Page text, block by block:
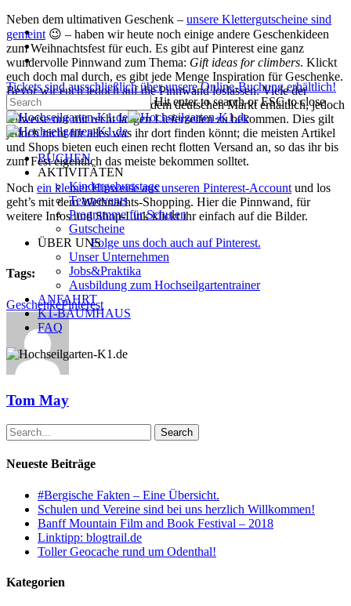
Skip
to
main
content
facebook
pinterest
instagram
Tickets sind ausschließlich über unsere Online-Buchung erhältlich!
Hit enter to search or ESC to close
Close
Search
Menu BUCHEN
AKTIVITÄTEN
Kindergeburtstage
Teamevents
Programme für Schulen
Gutscheine
ÜBER UNS
Unser Unternehmen
Jobs&Praktika
Ausbildung zum Hochseilgartentrainer
ANFAHRT
K1-BAUMHAUS
FAQ
Neben dem ultimativen Geschenk – unsere Klettergutscheine sind
gemeint 😉 – haben wir heute noch einige andere Geschenkideen
zum Weihnachtsfest für euch. Es gibt auf Pinterest eine ganz
wundervolle Pinnwand zum Thema: Gift ideas for climbers. Klickt
euch doch mal durch, es gibt jede Menge Inspiration für Geschenke.
Bevor wir euch jedoch auf die Pinnwand loslassen: Viele der
Produkte sind zwar auch auf dem deutschen Markt erhältlich, jedoch
teilweise nur mit recht langen Lieferzeiten zu bekommen. Dies gilt
jedoch nicht für alles was ihr dort finden könnt; die meisten Artikel
und Shops bieten euch einen recht flotten Versand an, so das ihr bis
zum Fest eigentlich das meiste bekommen solltet.
Noch ein kleiner Hinweise aus unseren Pinterest-Account und los
geht’s mit dem Weihnachts-Shopping. Hier die Pinnwand, für
weitere Infos und Shop-Link klickt ihr einfach auf die Bilder.
Folge uns doch auch auf Pinterest.
Tags:
GeschenkePinterest
Tom May
Search
Neueste Beiträge
#Bergische Fakten – Eine Übersicht.
Schulen und Vereine sind bei uns herzlich Willkommen!
Banff Mountain Film and Book Festival – 2018
Linktipp: blogtrail.de
Toller Geocache rund um Odenthal!
Kategorien